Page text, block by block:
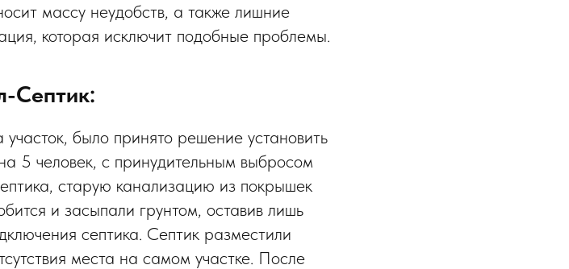
массу неудобств, а также лишние
которая исключит подобные проблемы.
Септик:
было принято решение установить
5 человек, с принудительным выбросом
старую канализацию из покрышек
и засыпали грунтом, оставив лишь
септика. Септик разместили
места на самом участке. После